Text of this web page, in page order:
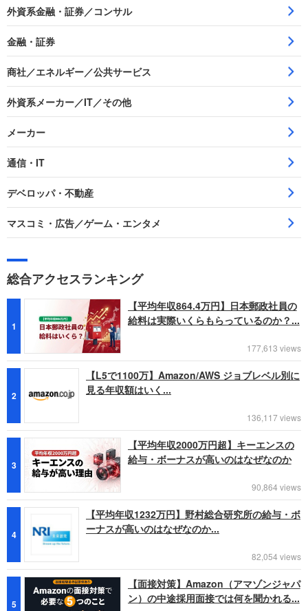
外資系金融・証券／コンサル
金融・証券
商社／エネルギー／公共サービス
外資系メーカー／IT／その他
メーカー
通信・IT
デベロッパ・不動産
マスコミ・広告／ゲーム・エンタメ
総合アクセスランキング
1
【平均年収864.4万円】日本郵政社員の
給料は実際いくらもらっているのか？...
177,613 views
2
【L5で1100万】Amazon/AWS ジョブレベル別に
見る年収額はいく...
136,117 views
3
【平均年収2000万円超】キーエンスの
給与・ボーナスが高いのはなぜなのか
90,864 views
4
【平均年収1232万円】野村総合研究所の給与・ボ
ーナスが高いのはなぜなのか...
82,054 views
5
【面接対策】Amazon（アマゾンジャパ
ン）の中途採用面接では何を聞かれる...